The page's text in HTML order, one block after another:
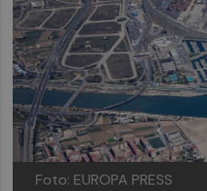
Foto: EUROPA PRESS